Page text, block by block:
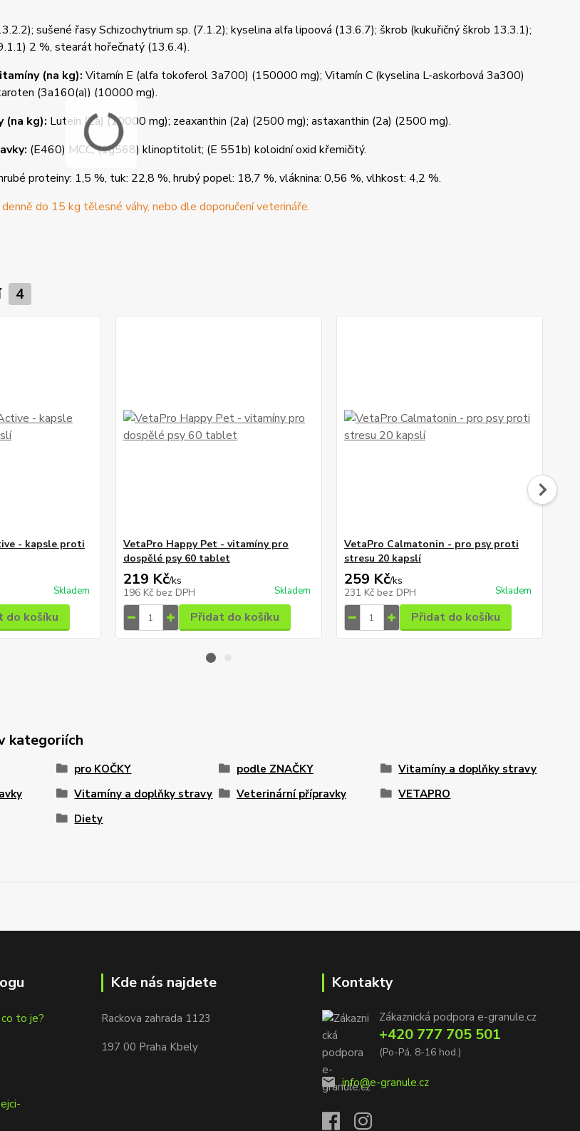
sušené řasy Schizochytrium sp. (7.1.2); kyselina alfa lipoová (13.6.7); škrob (kukuřičný škrob 13.3.1);
2 %, stearát hořečnatý (13.6.4).
(na kg): Vitamín E (alfa tokoferol 3a700) (150000 mg); Vitamín C (kyselina L-askorbová 3a300)
(3a160(a)) (10000 mg).
(na kg): Lutein (2a) (10000 mg); zeaxanthin (2a) (2500 mg); astaxanthin (2a) (2500 mg).
(E460) MCC; (1g568) klinoptitolit; (E 551b) koloidní oxid křemičitý.
proteiny: 1,5 %, tuk: 22,8 %, hrubý popel: 18,7 %, vláknina: 0,56 %, vlhkost: 4,2 %.
do 15 kg tělesné váhy, nebo dle doporučení veterináře.
4
- kapsle proti
Skladem
do košíku
VetaPro Happy Pet - vitamíny pro
dospělé psy 60 tablet
219 Kč/ks
196 Kč bez DPH Skladem
Přidat do košíku
VetaPro Calmatonin - pro psy proti
stresu 20 kapslí
259 Kč/ks
231 Kč bez DPH Skladem
Přidat do košíku
kategoriích
pro KOČKY podle ZNAČKY
Vitamíny a doplňky stravy
Vitamíny a doplňky stravy Veterinární přípravky
VETAPRO
Diety
to je?
Kde nás najdete
Rackova zahrada 1123
197 00 Praha Kbely
Kontakty
Zákaznická podpora e-granule.cz
+420 777 705 501
(Po-Pá, 8-16 hod.)
info@e-granule.cz